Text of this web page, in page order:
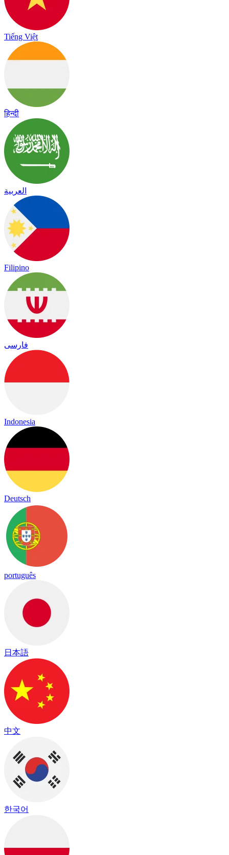
Tiếng Việt
हिन्दी
العربية
Filipino
فارسی
Indonesia
Deutsch
português
日本語
中文
한국어